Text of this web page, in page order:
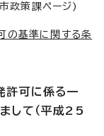
政策課ページ)
の基準に関する条
許可に係る一
して（平成25